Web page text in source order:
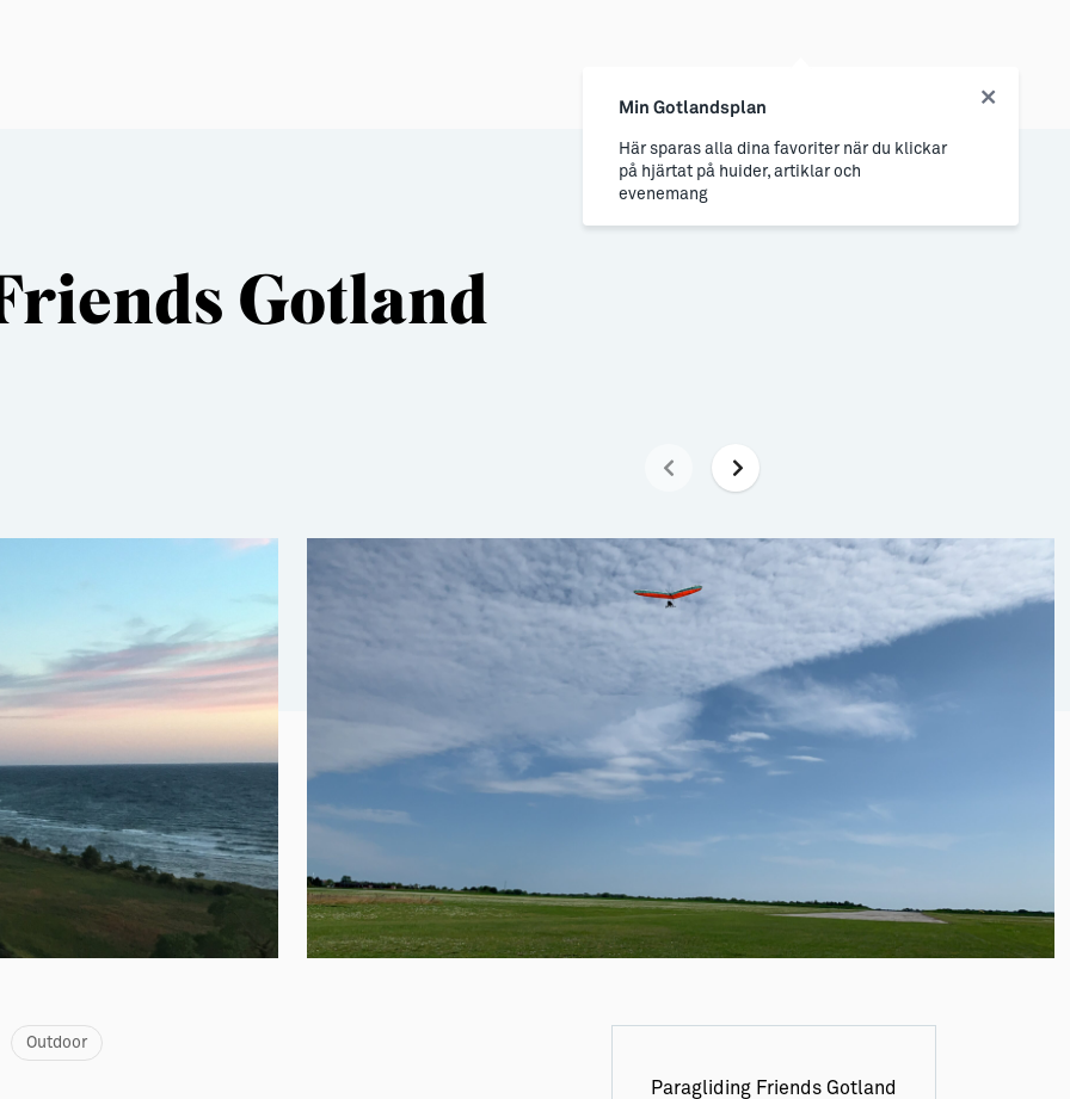
Gotland
Outdoor
Paragliding Friends Gotland
Min Gotlandsplan
Här sparas alla dina favoriter när du klickar
på hjärtat på huider, artiklar och
evenemang